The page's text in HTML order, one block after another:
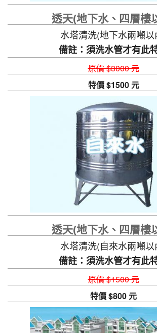
透天(地下水、四層樓
水塔清洗(地下水兩噸以
備註：須洗水管才有此
原價 $3000 元
特價 $1500 元
透天(地下水、四層樓
水塔清洗(自來水兩噸以
備註：須洗水管才有此
原價 $1500 元
特價 $800 元